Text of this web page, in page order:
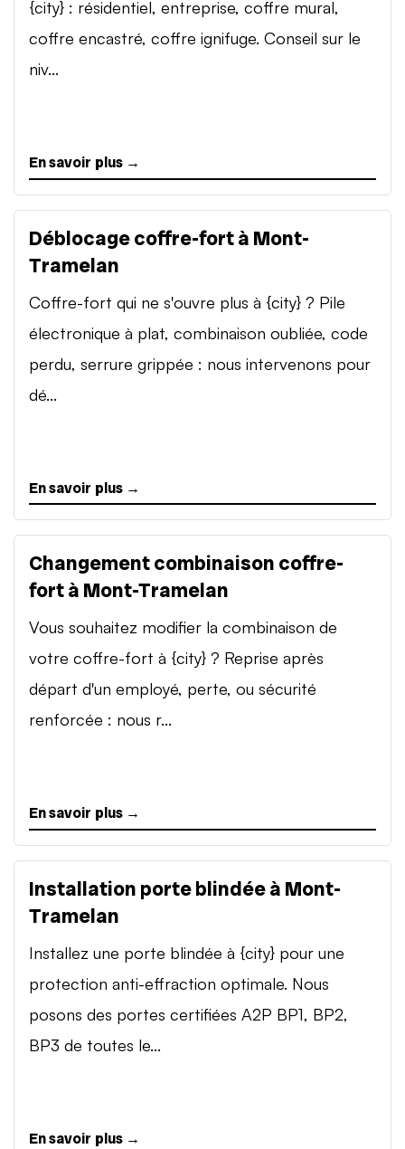
{city} : résidentiel, entreprise, coffre mural,
coffre encastré, coffre ignifuge. Conseil sur le
niv...
En savoir plus →
Déblocage coffre-fort à Mont-
Tramelan
Coffre-fort qui ne s'ouvre plus à {city} ? Pile
électronique à plat, combinaison oubliée, code
perdu, serrure grippée : nous intervenons pour
dé...
En savoir plus →
Changement combinaison coffre-
fort à Mont-Tramelan
Vous souhaitez modifier la combinaison de
votre coffre-fort à {city} ? Reprise après
départ d'un employé, perte, ou sécurité
renforcée : nous r...
En savoir plus →
Installation porte blindée à Mont-
Tramelan
Installez une porte blindée à {city} pour une
protection anti-effraction optimale. Nous
posons des portes certifiées A2P BP1, BP2,
BP3 de toutes le...
En savoir plus →